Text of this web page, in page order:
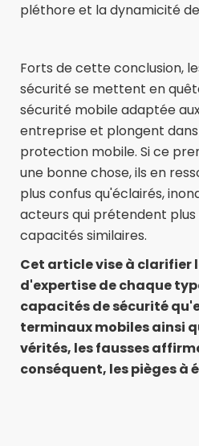
pléthore et la dynamicité
Forts de cette conclusion,
sécurité se mettent en
sécurité mobile adaptée
entreprise et plongent
protection mobile. Si ce
une bonne chose, ils en
plus confus qu'éclairés,
acteurs qui prétendent plus
capacités similaires.
Cet article vise à clarifier
d'expertise de chaque
capacités de sécurité
terminaux mobiles ainsi
vérités, les fausses
conséquent, les pièges à